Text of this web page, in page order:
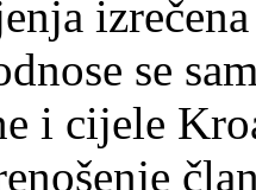
se
i cijele